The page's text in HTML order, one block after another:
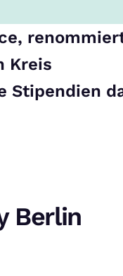
Kreis
Stipendien
Berlin